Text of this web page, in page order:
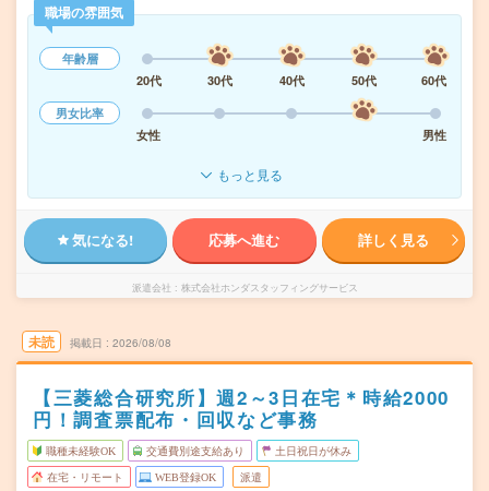
職場の雰囲気
年齢層
20代
30代 40代 50代
60代
男女比率
女性
男性
もっと見る
気になる! 応募へ進む 詳しく見る
派遣会社 株式会社ホンダスタッフィングサービス
未読 掲載日 2026/08/08
【三菱総合研究所】週2～3日在宅＊時給2000
円！調査票配布・回収など事務
職種未経験OK 交通費別途支給あり 土日祝日が休み
在宅・リモート WEB登録OK 派遣